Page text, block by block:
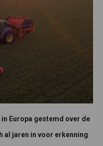
Europa gestemd over de
al jaren in voor erkenning